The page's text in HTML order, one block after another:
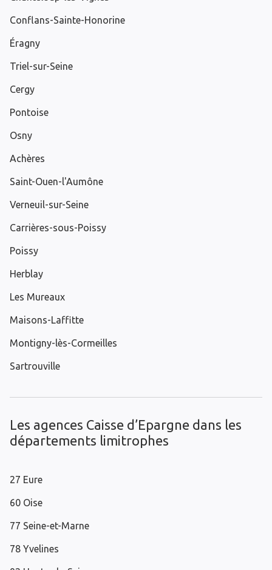
Conflans-Sainte-Honorine
Éragny
Triel-sur-Seine
Cergy
Pontoise
Osny
Achères
Saint-Ouen-l'Aumône
Verneuil-sur-Seine
Carrières-sous-Poissy
Poissy
Herblay
Les Mureaux
Maisons-Laffitte
Montigny-lès-Cormeilles
Sartrouville
Les agences Caisse d’Epargne dans les
départements limitrophes
27 Eure
60 Oise
77 Seine-et-Marne
78 Yvelines